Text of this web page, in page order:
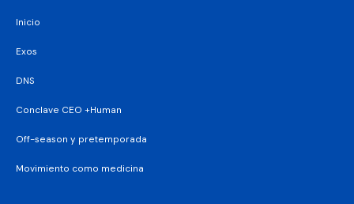
Inicio
Exos
DNS
Conclave CEO +Human
Off-season y pretemporada
Movimiento como medicina